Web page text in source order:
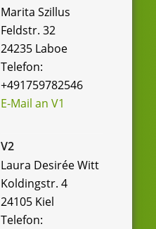
Marita Szillus
Feldstr. 32
24235 Laboe
Telefon:
+491759782546
E-Mail an V1
V2
Laura Desirée Witt
Koldingstr. 4
24105 Kiel
Telefon: